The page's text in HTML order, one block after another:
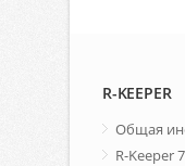
R-KEEPER
Общая
R-Keeper 7